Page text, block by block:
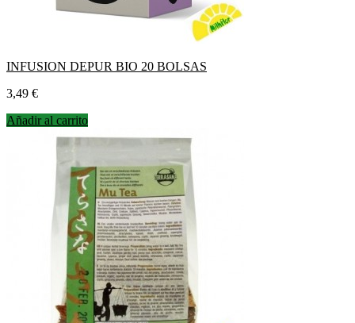
INFUSION DEPUR BIO 20 BOLSAS
Precio
3,49 €
Añadir al carrito